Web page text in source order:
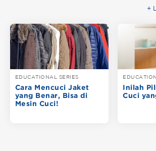
+
EDUCATIONAL SERIES
Cara Mencuci Jaket
yang Benar, Bisa di
Mesin Cuci!
Inilah
Cuci